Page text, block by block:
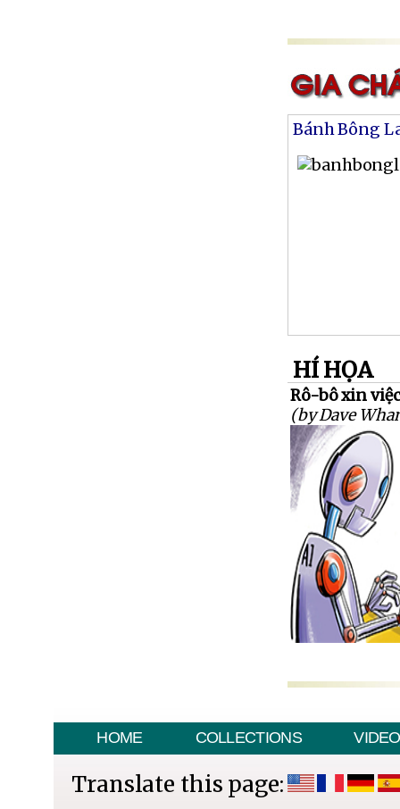
Bánh Bông
HÍ HỌA
Rô-bô xin
(by Dave
HOME COLLECTIONS VIDEO
Translate this page: